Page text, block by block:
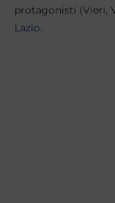
protagonisti (Vieri,
Lazio.